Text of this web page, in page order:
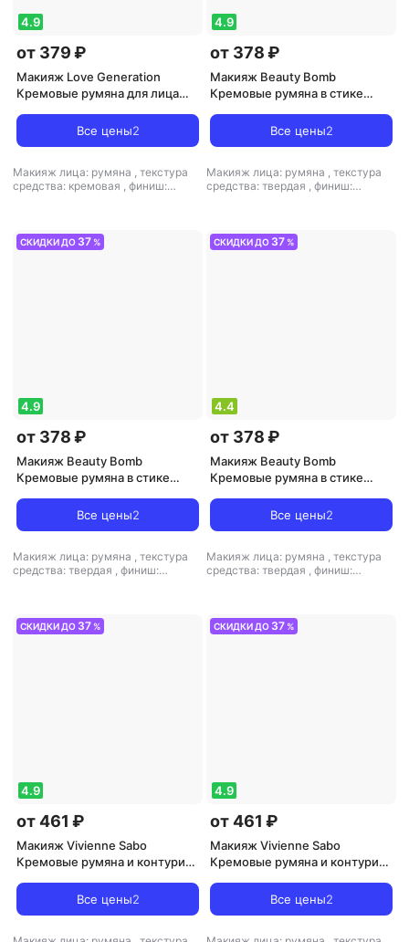
4.9
от 379 ₽
Макияж Love Generation
Кремовые румяна для лица
Все цены2
Макияж лица: румяна , текстура
средства: кремовая , финиш:
4.9
от 378 ₽
Макияж Beauty Bomb
Кремовые румяна в стике
Все цены2
Макияж лица: румяна , текстура
средства: твердая , финиш:
СКИДКИ ДО 37 %
4.9
от 378 ₽
Макияж Beauty Bomb
Кремовые румяна в стике
Все цены2
Макияж лица: румяна , текстура
средства: твердая , финиш:
СКИДКИ ДО 37 %
4.4
от 378 ₽
Макияж Beauty Bomb
Кремовые румяна в стике
Все цены2
Макияж лица: румяна , текстура
средства: твердая , финиш:
СКИДКИ ДО 37 %
4.9
от 461 ₽
Макияж Vivienne Sabo
Кремовые румяна и контуринг
3666708001953
Все цены2
СКИДКИ ДО 37 %
4.9
от 461 ₽
Макияж Vivienne Sabo
Кремовые румяна и контуринг
3666708001977
Все цены2